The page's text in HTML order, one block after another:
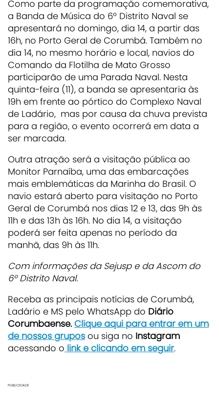
Como parte da programação comemorativa,
a Banda de Música do 6º Distrito Naval se
apresentará no domingo, dia 14, a partir das
16h, no Porto Geral de Corumbá. Também no
dia 14, no mesmo horário e local, navios do
Comando da Flotilha de Mato Grosso
participarão de uma Parada Naval. Nesta
quinta-feira (11), a banda se apresentaria às
19h em frente ao pórtico do Complexo Naval
de Ladário, mas por causa da chuva prevista
para a região, o evento ocorrerá em data a
ser marcada.
Outra atração será a visitação pública ao
Monitor Parnaíba, uma das embarcações
mais emblemáticas da Marinha do Brasil. O
navio estará aberto para visitação no Porto
Geral de Corumbá nos dias 12 e 13, das 9h às
11h e das 13h às 16h. No dia 14, a visitação
poderá ser feita apenas no período da
manhã, das 9h às 11h.
Com informações da Sejusp e da Ascom do
6º Distrito Naval.
Receba as principais notícias de Corumbá,
Ladário e MS pelo WhatsApp do Diário
Corumbaense.Clique aqui para entrar em um
de nossos grupos ou siga no Instagram
acessando o link e clicando em seguir.
PUBLICIDADE